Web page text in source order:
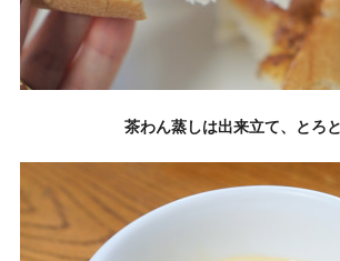
茶わん蒸しは出来立て、とろと